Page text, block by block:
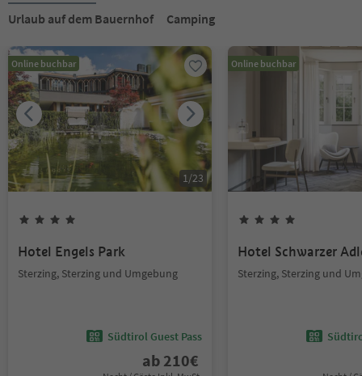
Urlaub auf dem Bauernhof
Camping
Online buchbar
1/23
Hotel Engels Park
Sterzing, Sterzing und Umgebung
Südtirol Guest Pass
ab 210€
Online buchbar
Hotel Schwarzer
Sterzing, Sterzing und